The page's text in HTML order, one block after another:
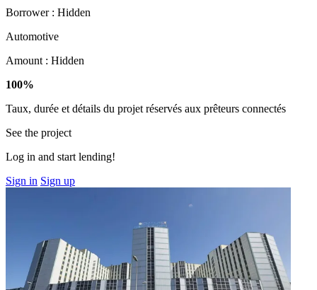
Borrower : Hidden
Automotive
Amount : Hidden
100%
Taux, durée et détails du projet réservés aux prêteurs connectés
See the project
Log in and start lending!
Sign in Sign up